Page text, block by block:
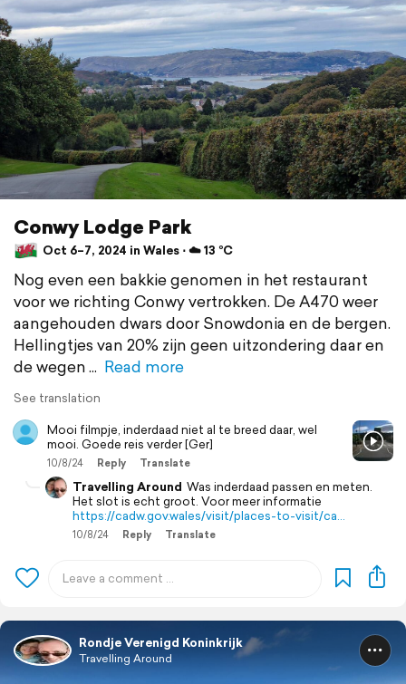
Conwy Lodge Park
Oct 6–7, 2024 in Wales ⋅ ☁️ 13 °C
Nog even een bakkie genomen in het restaurant
voor we richting Conwy vertrokken. De A470 weer
aangehouden dwars door Snowdonia en de bergen.
Hellingtjes van 20% zijn geen uitzondering daar en
de wegen
Read more
See translation
Mooi filmpje, inderdaad niet al te breed daar, wel
mooi. Goede reis verder [Ger]
10/8/24 Reply Translate
Travelling Around Was inderdaad passen en meten.
Het slot is echt groot. Voor meer informatie
https://cadw.gov.wales/visit/places-to-visit/ca…
10/8/24 Reply Translate
Rondje Verenigd Koninkrijk
Travelling Around